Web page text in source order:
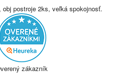
obj postroje 2ks, veľká spokojnosť.
zákazník